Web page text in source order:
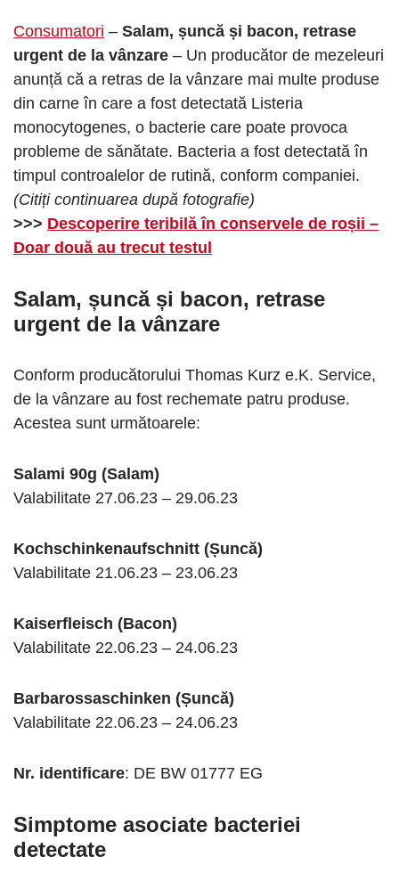
Consumatori – Salam, șuncă și bacon, retrase
urgent de la vânzare – Un producător de mezeleuri
anunță că a retras de la vânzare mai multe produse
din carne în care a fost detectată Listeria
monocytogenes, o bacterie care poate provoca
probleme de sănătate. Bacteria a fost detectată în
timpul controalelor de rutină, conform companiei.
(Citiți continuarea după fotografie)
>>> Descoperire teribilă în conservele de roșii –
Doar două au trecut testul
Salam, șuncă și bacon, retrase
urgent de la vânzare
Conform producătorului Thomas Kurz e.K. Service,
de la vânzare au fost rechemate patru produse.
Acestea sunt următoarele:
Salami 90g (Salam)
Valabilitate 27.06.23 – 29.06.23
Kochschinkenaufschnitt (Șuncă)
Valabilitate 21.06.23 – 23.06.23
Kaiserfleisch (Bacon)
Valabilitate 22.06.23 – 24.06.23
Barbarossaschinken (Șuncă)
Valabilitate 22.06.23 – 24.06.23
Nr. identificare: DE BW 01777 EG
Simptome asociate bacteriei
detectate